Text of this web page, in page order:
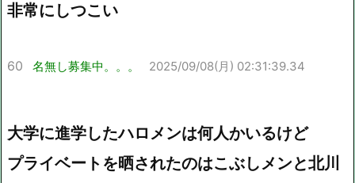
非常にしつこい
60 名無し募集中。。。 2025/09/08(月) 02:31:39.34
大学に進学したハロメンは何人かいるけど
プライベートを晒されたのはこぶしメンと北川